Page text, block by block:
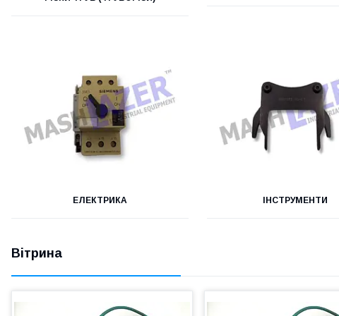
ЕЛЕКТРИКА ІНСТРУМЕНТИ
Вітрина